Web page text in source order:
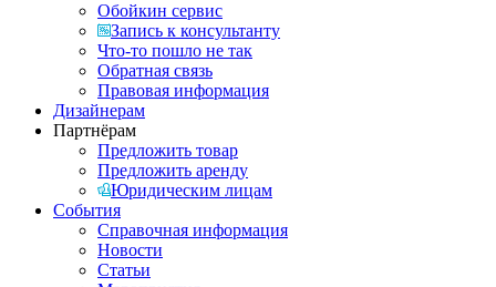
Обойкин сервис
Запись к консультанту
Что-то пошло не так
Обратная связь
Правовая информация
Дизайнерам
Партнёрам
Предложить товар
Предложить аренду
Юридическим лицам
События
Справочная информация
Новости
Статьи